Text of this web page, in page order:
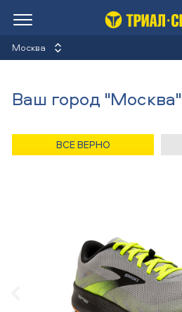
Москва
Кроссовки Brooks
Ваш город
ВСЕ ВЕРНО